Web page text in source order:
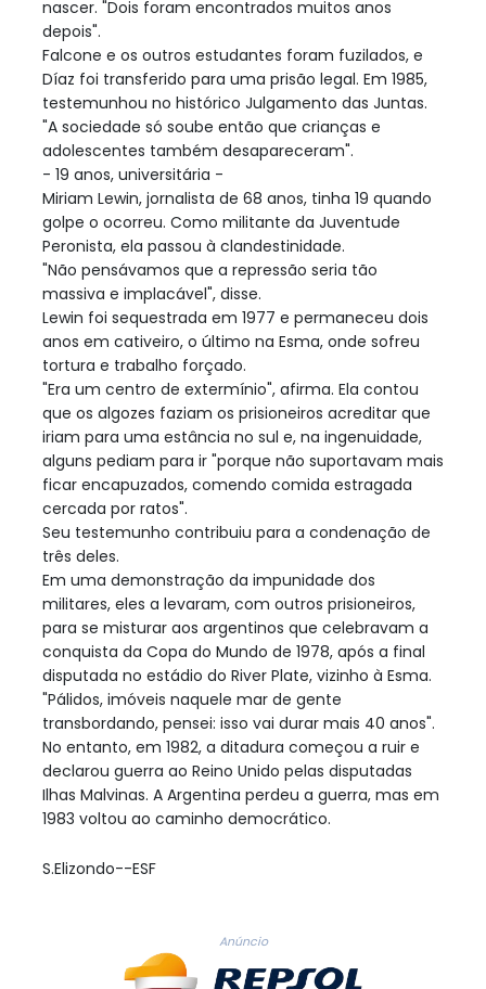
nascer. "Dois foram encontrados muitos anos
depois".
Falcone e os outros estudantes foram fuzilados, e
Díaz foi transferido para uma prisão legal. Em 1985,
testemunhou no histórico Julgamento das Juntas.
"A sociedade só soube então que crianças e
adolescentes também desapareceram".
- 19 anos, universitária -
Miriam Lewin, jornalista de 68 anos, tinha 19 quando
golpe o ocorreu. Como militante da Juventude
Peronista, ela passou à clandestinidade.
"Não pensávamos que a repressão seria tão
massiva e implacável", disse.
Lewin foi sequestrada em 1977 e permaneceu dois
anos em cativeiro, o último na Esma, onde sofreu
tortura e trabalho forçado.
"Era um centro de extermínio", afirma. Ela contou
que os algozes faziam os prisioneiros acreditar que
iriam para uma estância no sul e, na ingenuidade,
alguns pediam para ir "porque não suportavam mais
ficar encapuzados, comendo comida estragada
cercada por ratos".
Seu testemunho contribuiu para a condenação de
três deles.
Em uma demonstração da impunidade dos
militares, eles a levaram, com outros prisioneiros,
para se misturar aos argentinos que celebravam a
conquista da Copa do Mundo de 1978, após a final
disputada no estádio do River Plate, vizinho à Esma.
"Pálidos, imóveis naquele mar de gente
transbordando, pensei: isso vai durar mais 40 anos".
No entanto, em 1982, a ditadura começou a ruir e
declarou guerra ao Reino Unido pelas disputadas
Ilhas Malvinas. A Argentina perdeu a guerra, mas em
1983 voltou ao caminho democrático.
S.Elizondo--ESF
Anúncio